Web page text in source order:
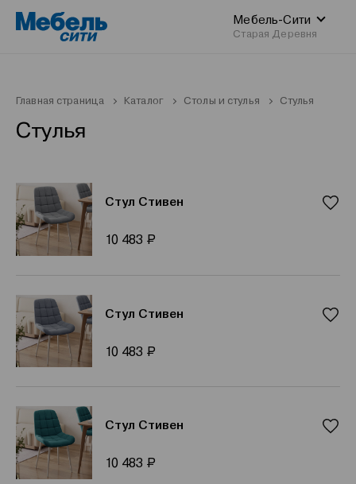
Мебель-Сити
Старая Деревня
Главная страница Каталог Столы и стулья Стулья
Стулья
Стул Стивен
10 483 Р
Стул Стивен
10 483 Р
Стул Стивен
10 483 Р